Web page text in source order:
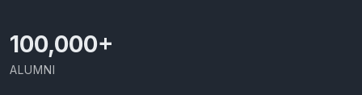
100,000+
ALUMNI